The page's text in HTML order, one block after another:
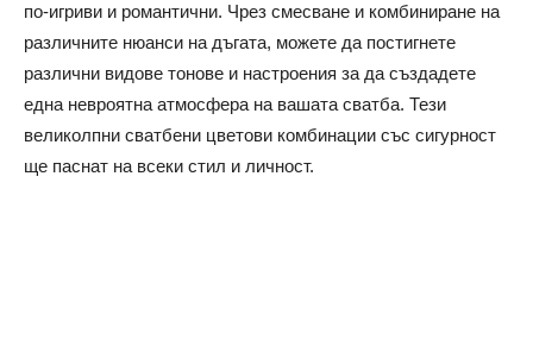
по-игриви и романтични. Чрез смесване и комбиниране на
различните нюанси на дъгата, можете да постигнете
различни видове тонове и настроения за да създадете
една невроятна атмосфера на вашата сватба. Тези
великолпни сватбени цветови комбинации със сигурност
ще паснат на всеки стил и личност.